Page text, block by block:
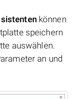
können
speichern
auswählen.
an und